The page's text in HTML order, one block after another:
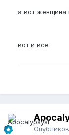
а вот женщина
вот и все